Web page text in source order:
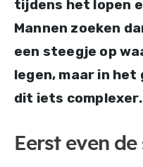
tijdens het lopen
Mannen zoeken
een steegje op
legen, maar in
dit iets complexer.
Eerst even